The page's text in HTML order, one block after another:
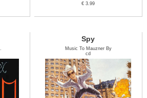
€ 3.99
Spy
Music To Mauzner By
cd